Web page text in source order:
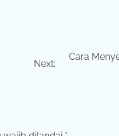
Next:
Cara